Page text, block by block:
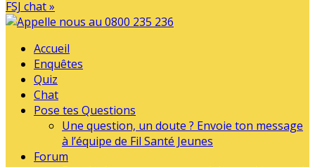
FSJ chat »
Accueil
Enquêtes
Quiz
Chat
Pose tes Questions
Une question, un doute ? Envoie ton message
à l’équipe de Fil Santé Jeunes
Forum